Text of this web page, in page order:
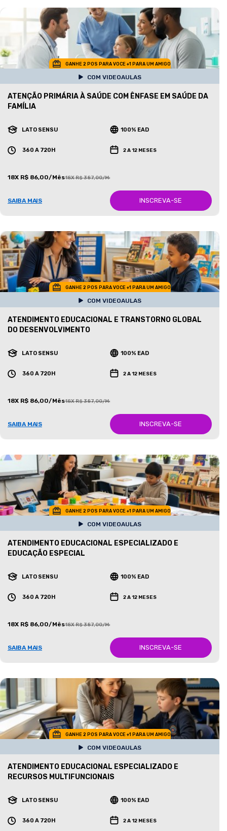
GANHE 2 POS PARA VOCE +1 PARA UM AMIGO
COM VIDEOAULAS
ATENÇÃO PRIMÁRIA À SAÚDE COM ÊNFASE EM SAÚDE DA
FAMÍLIA
LATO SENSU 100% EAD
360 A 720H 2 A 12 MESES
18X R$ 86,00/Mês18X R$ 387,00/Mês
SAIBA MAIS INSCREVA-SE
GANHE 2 POS PARA VOCE +1 PARA UM AMIGO
COM VIDEOAULAS
ATENDIMENTO EDUCACIONAL E TRANSTORNO GLOBAL
DO DESENVOLVIMENTO
LATO SENSU 100% EAD
360 A 720H 2 A 12 MESES
18X R$ 86,00/Mês18X R$ 387,00/Mês
SAIBA MAIS INSCREVA-SE
GANHE 2 POS PARA VOCE +1 PARA UM AMIGO
COM VIDEOAULAS
ATENDIMENTO EDUCACIONAL ESPECIALIZADO E
EDUCAÇÃO ESPECIAL
LATO SENSU 100% EAD
360 A 720H 2 A 12 MESES
18X R$ 86,00/Mês18X R$ 387,00/Mês
SAIBA MAIS INSCREVA-SE
GANHE 2 POS PARA VOCE +1 PARA UM AMIGO
COM VIDEOAULAS
ATENDIMENTO EDUCACIONAL ESPECIALIZADO E
RECURSOS MULTIFUNCIONAIS
LATO SENSU 100% EAD
360 A 720H 2 A 12 MESES